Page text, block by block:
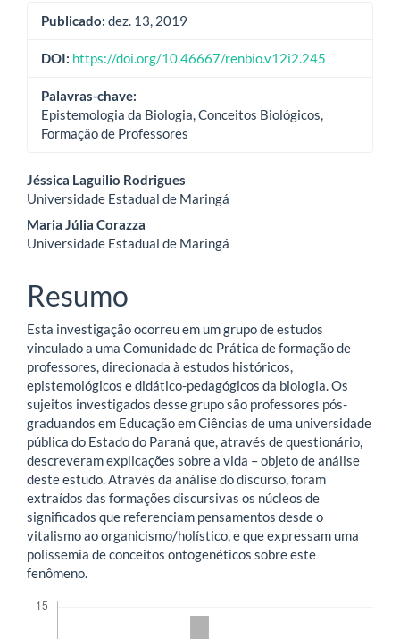
Publicado: dez. 13, 2019
DOI: https://doi.org/10.46667/renbio.v12i2.245
Palavras-chave:
Epistemologia da Biologia, Conceitos Biológicos,
Formação de Professores
Conteúdo
do
artigo
principal
Jéssica Laguilio Rodrigues
Universidade Estadual de Maringá
Maria Júlia Corazza
Universidade Estadual de Maringá
Resumo
Esta investigação ocorreu em um grupo de estudos
vinculado a uma Comunidade de Prática de formação de
professores, direcionada à estudos históricos,
epistemológicos e didático-pedagógicos da biologia. Os
sujeitos investigados desse grupo são professores pós-
graduandos em Educação em Ciências de uma universidade
pública do Estado do Paraná que, através de questionário,
descreveram explicações sobre a vida – objeto de análise
deste estudo. Através da análise do discurso, foram
extraídos das formações discursivas os núcleos de
significados que referenciam pensamentos desde o
vitalismo ao organicismo/holístico, e que expressam uma
polissemia de conceitos ontogenéticos sobre este
fenômeno.